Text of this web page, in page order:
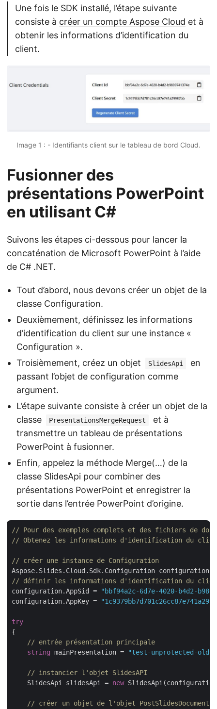
Une fois le SDK installé, l’étape suivante
consiste à créer un compte Aspose Cloud et à
obtenir les informations d’identification du
client.
Image 1 : - Identifiants client sur le tableau de bord Cloud.
Fusionner des
présentations PowerPoint
en utilisant C#
Suivons les étapes ci-dessous pour lancer la
concaténation de Microsoft PowerPoint à l’aide
de C# .NET.
Tout d’abord, nous devons créer un objet de la
classe Configuration.
Deuxièmement, définissez les informations
d’identification du client sur une instance «
Configuration ».
Troisièmement, créez un objet
SlidesApi
en
passant l’objet de configuration comme
argument.
L’étape suivante consiste à créer un objet de la
classe
PresentationsMergeRequest
et à
transmettre un tableau de présentations
PowerPoint à fusionner.
Enfin, appelez la méthode Merge(…) de la
classe SlidesApi pour combiner des
présentations PowerPoint et enregistrer la
sortie dans l’entrée PowerPoint d’origine.
// Pour des exemples complets et des fichiers de
// Obtenez les informations d'identification du
// créer une instance de Configuration
Aspose.Slides.Cloud.Sdk.Configuration configuration
// définir les informations d'identification du
configuration.AppSid =
"bbf94a2c-6d7e-4020-b4d2-
configuration.AppKey =
try
{
// entrée présentation principale
string mainPresentation = "test-unprotected-
// instancier l'objet SlidesAPI
    SlidesApi slidesApi =
new
// créer un objet de l'objet